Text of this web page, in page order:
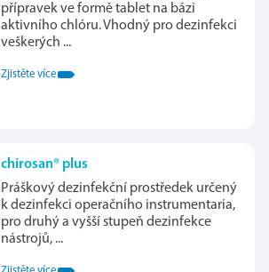
přípravek ve formě tablet na bázi
aktivního chlóru. Vhodný pro dezinfekci
veškerých ...
Zjistěte více
chirosan® plus
Práškový dezinfekční prostředek určený
k dezinfekci operačního instrumentaria,
pro druhý a vyšší stupeň dezinfekce
nástrojů, ...